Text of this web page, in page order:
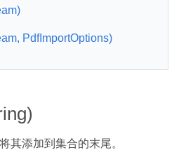
PdfImportOptions)
其添加到集合的末尾。